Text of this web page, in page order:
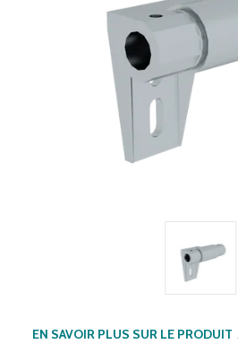
EN SAVOIR PLUS SUR LE PRODUIT